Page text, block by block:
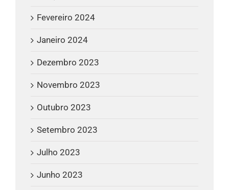
Fevereiro 2024
Janeiro 2024
Dezembro 2023
Novembro 2023
Outubro 2023
Setembro 2023
Julho 2023
Junho 2023